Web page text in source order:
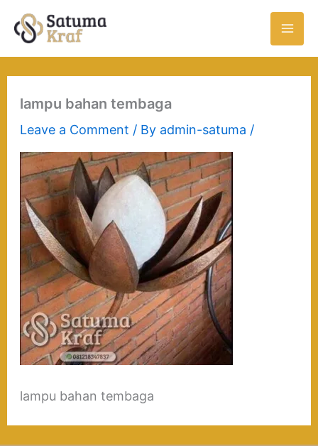
lampu bahan tembaga
Leave a Comment / By admin-satuma /
lampu bahan tembaga